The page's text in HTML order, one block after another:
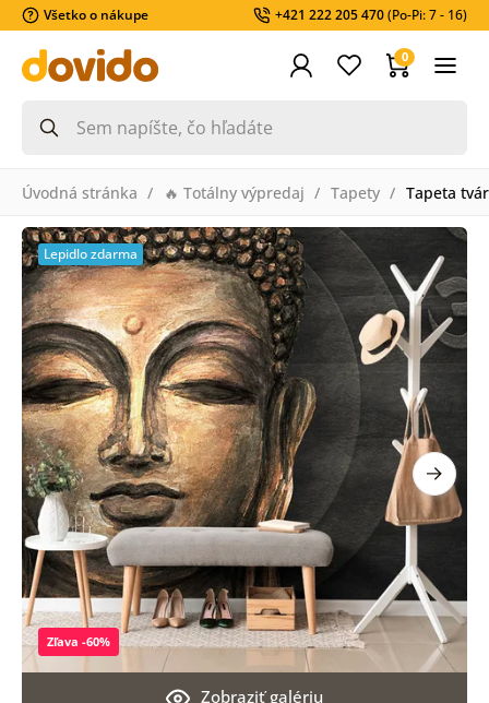
Všetko o nákupe +421 222 205 470(Po-Pi: 7 - 16)
0
Úvodná stránka 🔥 Totálny výpredaj Tapety Tapeta
Zobraziť galériu
Zľava -60%
Lepidlo zdarma